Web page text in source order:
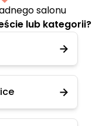
salonu
lub kategorii?